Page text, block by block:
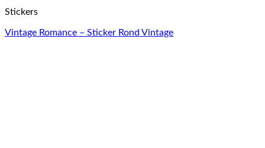
Stickers
Vintage Romance – Sticker Rond Vintage